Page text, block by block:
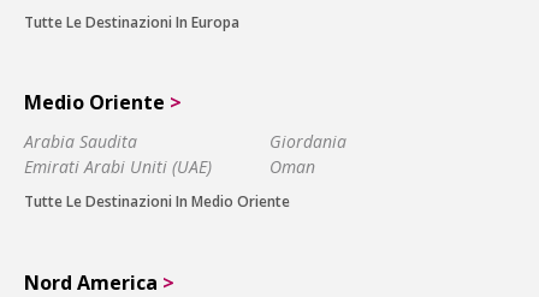
Tutte Le Destinazioni In Europa
Medio Oriente >
Arabia Saudita
Emirati Arabi Uniti (UAE)
Giordania
Oman
Tutte Le Destinazioni In Medio Oriente
Nord America >